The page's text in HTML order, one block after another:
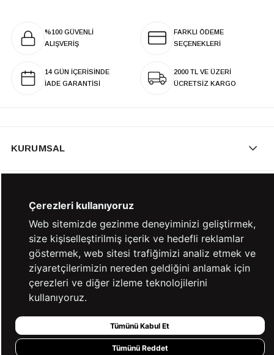
%100 GÜVENLİ
ALIŞVERİŞ
FARKLI ÖDEME
SEÇENEKLERİ
14 GÜN İÇERİSİNDE
İADE GARANTİSİ
2000 TL VE ÜZERİ
ÜCRETSİZ KARGO
KURUMSAL
YARDIM
BİZE ULAŞIN
HIZLI ERİŞİM
Çerezleri kullanıyoruz
Web sitemizde gezinme deneyiminizi geliştirmek,
size kişiselleştirilmiş içerik ve hedefli reklamlar
göstermek, web sitesi trafiğimizi analiz etmek ve
ziyaretçilerimizin nereden geldiğini anlamak için
çerezleri ve diğer izleme teknolojilerini
kullanıyoruz.
Tümünü Kabul Et
Tümünü Reddet